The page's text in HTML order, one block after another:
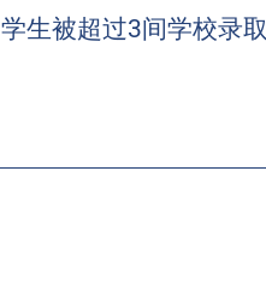
学生被超过3间学校录取